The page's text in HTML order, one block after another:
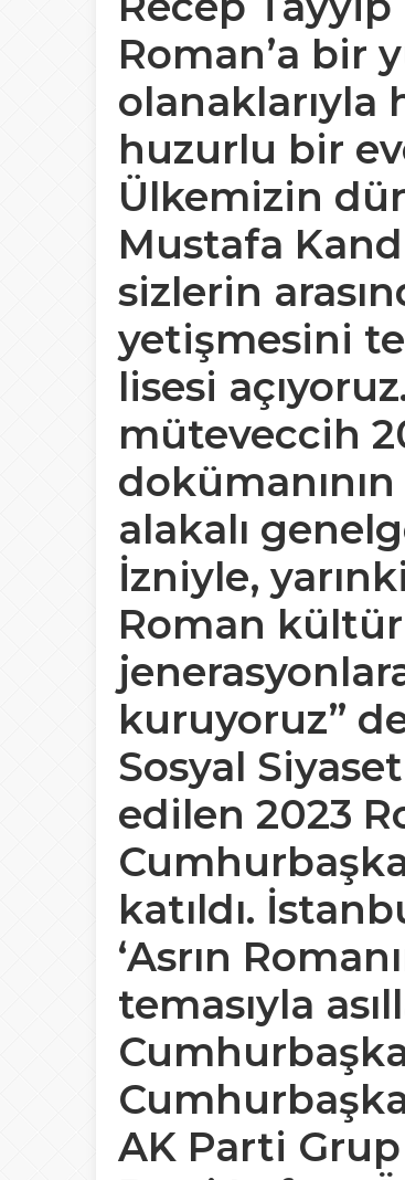
Roman’a bir
olanaklarıyla
huzurlu bir
Ülkemizin
Mustafa
sizlerin
yetişmesini
lisesi
müteveccih
alakalı
İzniyle,
Roman
kuruyoruz”
Sosyal
edilen 2023
katıldı.
‘Asrın
temasıyla
AK Parti Grup